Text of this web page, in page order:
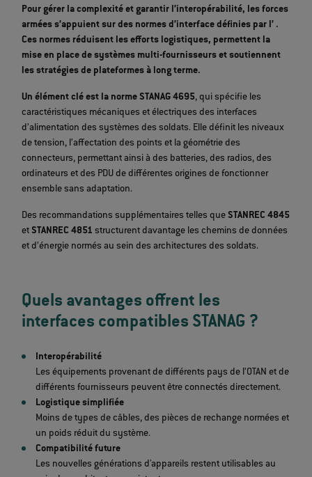
Pour gérer la complexité et garantir l’interopérabilité, les forces
armées s’appuient sur des normes d’interface définies par l’ .
Ces normes réduisent les efforts logistiques, permettent la
mise en place de systèmes multi-fournisseurs et soutiennent
les stratégies de plateformes à long terme.
Un élément clé est la norme STANAG 4695, qui spécifie les
caractéristiques mécaniques et électriques des interfaces
d’alimentation des systèmes des soldats. Elle définit les niveaux
de tension, l’affectation des points et la géométrie des
connecteurs, permettant ainsi à des batteries, des radios, des
ordinateurs et des PDU de différentes origines de fonctionner
ensemble sans adaptation.
Des recommandations supplémentaires telles queSTANREC 4845
etSTANREC 4851 structurent davantage les chemins de données
et d’énergie normés au sein des architectures des soldats.
Quels avantages offrent les
interfaces compatibles STANAG ?
Interopérabilité
Les équipements provenant de différents pays de l’OTAN et de
différents fournisseurs peuvent être connectés directement.
Logistique simplifiée
Moins de types de câbles, des pièces de rechange normées et
un poids réduit du système.
Compatibilité future
Les nouvelles générations d'appareils restent utilisables au